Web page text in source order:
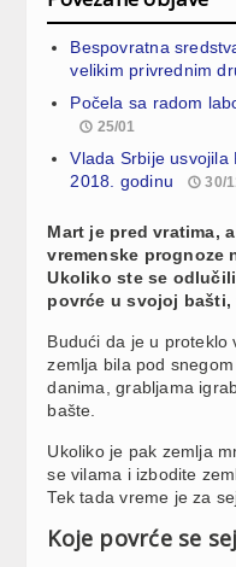
Bespovratna
velikim privrednim
Počela sa radom
25/01
Vlada Srbije usvojila
2018. godinu
30/
Mart je pred vratima,
vremenske prognoze
Ukoliko ste se
povrće u svojoj
Budući da je u proteklo
zemlja bila pod
danima, grabljama
bašte.
Ukoliko je pak zemlja
se vilama i izbodite
Tek tada vreme je za
Koje povrće se